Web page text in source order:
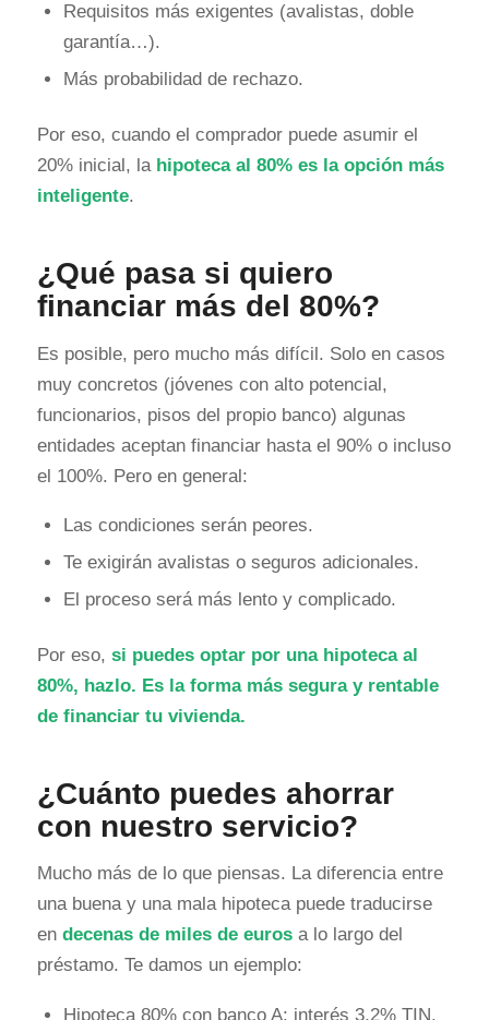
Requisitos más exigentes (avalistas, doble
garantía…).
Más probabilidad de rechazo.
Por eso, cuando el comprador puede asumir el
20% inicial, la hipoteca al 80% es la opción más
inteligente.
¿Qué pasa si quiero
financiar más del 80%?
Es posible, pero mucho más difícil. Solo en casos
muy concretos (jóvenes con alto potencial,
funcionarios, pisos del propio banco) algunas
entidades aceptan financiar hasta el 90% o incluso
el 100%. Pero en general:
Las condiciones serán peores.
Te exigirán avalistas o seguros adicionales.
El proceso será más lento y complicado.
Por eso, si puedes optar por una hipoteca al
80%, hazlo. Es la forma más segura y rentable
de financiar tu vivienda.
¿Cuánto puedes ahorrar
con nuestro servicio?
Mucho más de lo que piensas. La diferencia entre
una buena y una mala hipoteca puede traducirse
en decenas de miles de eurosa lo largo del
préstamo. Te damos un ejemplo:
Hipoteca 80% con banco A: interés 3,2% TIN.